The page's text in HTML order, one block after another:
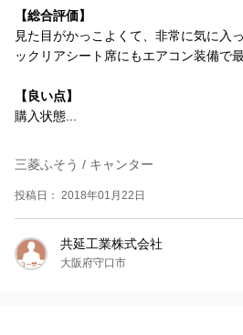
【総合評価】
見た目がかっこよくて、非常に気に入
ックリアシート席にもエアコン装備で最
【良い点】
購入状態...
三菱ふそう / キャンター
投稿日： 2018年01月22日
共延工業株式会社
大阪府守口市